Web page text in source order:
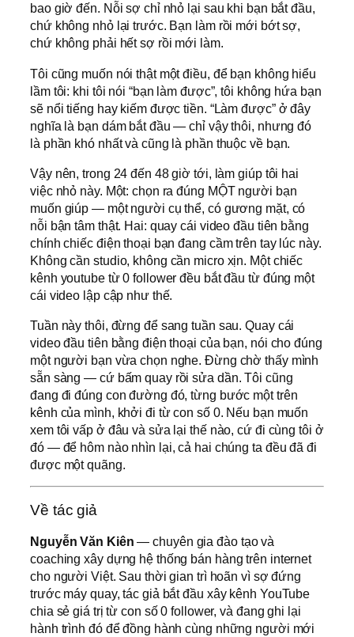
bao giờ đến. Nỗi sợ chỉ nhỏ lại sau khi bạn bắt đầu,
chứ không nhỏ lại trước. Bạn làm rồi mới bớt sợ,
chứ không phải hết sợ rồi mới làm.
Tôi cũng muốn nói thật một điều, để bạn không hiểu
lầm tôi: khi tôi nói “bạn làm được”, tôi không hứa bạn
sẽ nổi tiếng hay kiếm được tiền. “Làm được” ở đây
nghĩa là bạn dám bắt đầu — chỉ vậy thôi, nhưng đó
là phần khó nhất và cũng là phần thuộc về bạn.
Vậy nên, trong 24 đến 48 giờ tới, làm giúp tôi hai
việc nhỏ này. Một: chọn ra đúng MỘT người bạn
muốn giúp — một người cụ thể, có gương mặt, có
nỗi bận tâm thật. Hai: quay cái video đầu tiên bằng
chính chiếc điện thoại bạn đang cầm trên tay lúc này.
Không cần studio, không cần micro xịn. Một chiếc
kênh youtube từ 0 follower đều bắt đầu từ đúng một
cái video lập cập như thế.
Tuần này thôi, đừng để sang tuần sau. Quay cái
video đầu tiên bằng điện thoại của bạn, nói cho đúng
một người bạn vừa chọn nghe. Đừng chờ thấy mình
sẵn sàng — cứ bấm quay rồi sửa dần. Tôi cũng
đang đi đúng con đường đó, từng bước một trên
kênh của mình, khởi đi từ con số 0. Nếu bạn muốn
xem tôi vấp ở đâu và sửa lại thế nào, cứ đi cùng tôi ở
đó — để hôm nào nhìn lại, cả hai chúng ta đều đã đi
được một quãng.
Về tác giả
Nguyễn Văn Kiên — chuyên gia đào tạo và
coaching xây dựng hệ thống bán hàng trên internet
cho người Việt. Sau thời gian trì hoãn vì sợ đứng
trước máy quay, tác giả bắt đầu xây kênh YouTube
chia sẻ giá trị từ con số 0 follower, và đang ghi lại
hành trình đó để đồng hành cùng những người mới